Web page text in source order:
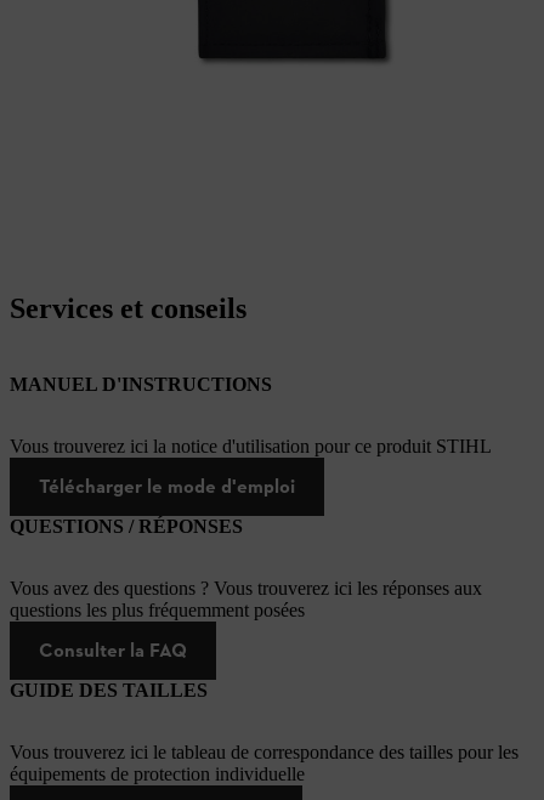
Services et conseils
MANUEL D'INSTRUCTIONS
Vous trouverez ici la notice d'utilisation pour ce produit STIHL
Télécharger le mode d'emploi
QUESTIONS / RÉPONSES
Vous avez des questions ? Vous trouverez ici les réponses aux
questions les plus fréquemment posées
Consulter la FAQ
GUIDE DES TAILLES
Vous trouverez ici le tableau de correspondance des tailles pour les
équipements de protection individuelle